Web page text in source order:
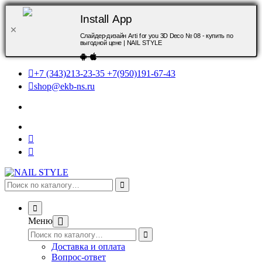
Install App
Слайдер-дизайн Arti for you 3D Deco № 08 - купить по
выгодной цене | NAIL STYLE
+7 (343)213-23-35 +7(950)191-67-43
shop@ekb-ns.ru
Меню
Доставка и оплата
Вопрос-ответ